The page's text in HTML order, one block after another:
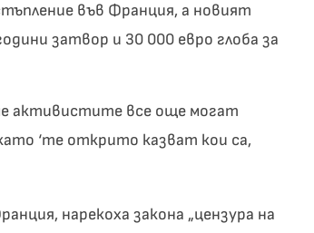
във Франция, а новият
затвор и 30 000 евро глоба за
активистите все още могат
‘те открито казват кои са,
нарекоха закона „цензура на